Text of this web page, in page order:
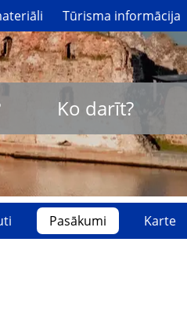
Tūrisma informācija
Ko darīt?
Pasākumi Karte